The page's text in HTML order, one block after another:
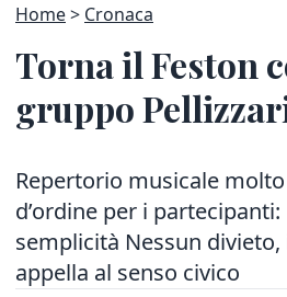
Home Cronaca
Torna il Feston
gruppo
Repertorio musicale
d’ordine per i partecipanti:
semplicità Nessun divieto,
appella al senso civico